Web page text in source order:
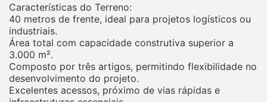
Características do Terreno:
40 metros de frente, ideal para projetos logísticos ou
industriais.
Área total com capacidade construtiva superior a
3.000 m².
Composto por três artigos, permitindo flexibilidade no
desenvolvimento do projeto.
Excelentes acessos, próximo de vias rápidas e